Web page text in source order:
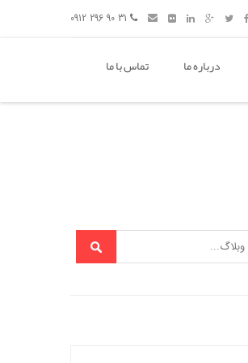
درباره ما تماس با ما